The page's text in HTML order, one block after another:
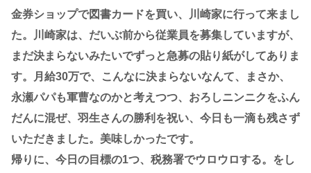
金券ショップで図書カードを買い、川崎家に行って来まし
た。川崎家は、だいぶ前から従業員を募集していますが、
まだ決まらないみたいでずっと急募の貼り紙がしてありま
す。月給30万で、こんなに決まらないなんて、まさか、
永瀬パパも軍曹なのかと考えつつ、おろしニンニクをふん
だんに混ぜ、羽生さんの勝利を祝い、今日も一滴も残さず
いただきました。美味しかったです。
帰りに、今日の目標の1つ、税務署でウロウロする。をし